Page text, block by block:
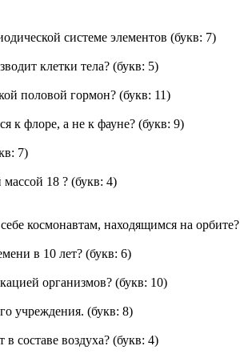
системе элементов (букв: 7)
клетки тела? (букв: 5)
половой гормон? (букв: 11)
к флоре, а не к фауне? (букв: 9)
7)
18 ? (букв: 4)
космонавтам, находящимся на орбите?
в 10 лет? (букв: 6)
организмов? (букв: 10)
учреждения. (букв: 8)
в составе воздуха? (букв: 4)